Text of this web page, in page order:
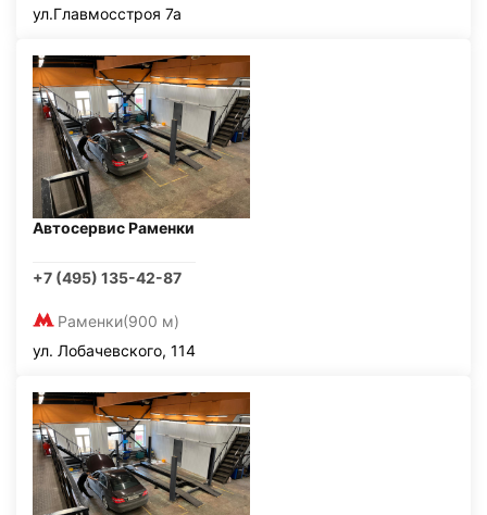
ул.Главмосстроя 7а
Автосервис Раменки
+7 (495) 135-42-87
Раменки(900 м)
ул. Лобачевского, 114